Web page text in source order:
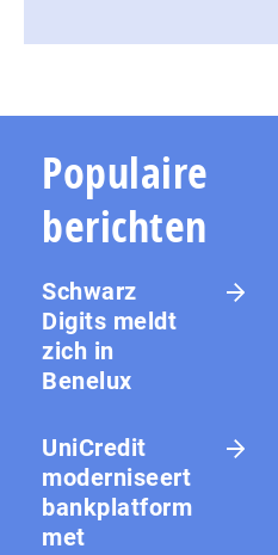
Populaire
berichten
Schwarz
Digits meldt
zich in
Benelux
UniCredit
moderniseert
bankplatform
met